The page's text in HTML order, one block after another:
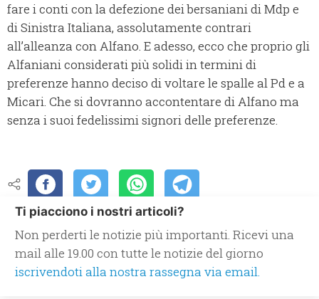
fare i conti con la defezione dei bersaniani di Mdp e
di Sinistra Italiana, assolutamente contrari
all’alleanza con Alfano. E adesso, ecco che proprio gli
Alfaniani considerati più solidi in termini di
preferenze hanno deciso di voltare le spalle al Pd e a
Micari. Che si dovranno accontentare di Alfano ma
senza i suoi fedelissimi signori delle preferenze.
Ti piacciono i nostri articoli?
Non perderti le notizie più importanti. Ricevi una
mail alle 19.00 con tutte le notizie del giorno
iscrivendoti alla nostra rassegna via email.